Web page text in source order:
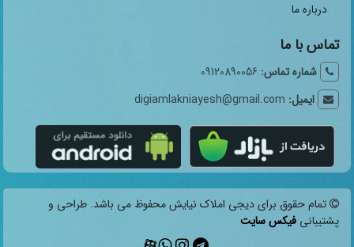
درباره ما
تماس با ما
شماره تماس: 09120890056
ایمیل: digiamlakniayesh@gmail.com
تمام حقوق برای دیجی املاک نیایش محفوظ می باشد. طراحی و
پشتیبانی فیکس سایت